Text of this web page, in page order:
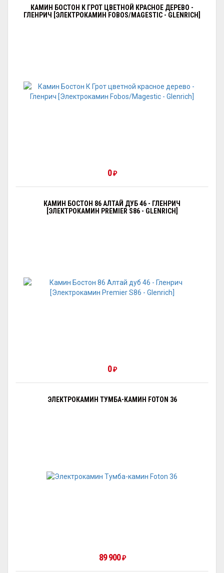
КАМИН БОСТОН К ГРОТ ЦВЕТНОЙ КРАСНОЕ ДЕРЕВО -
ГЛЕНРИЧ [ЭЛЕКТРОКАМИН FOBOS/MAGESTIC - GLENRICH]
0₽
КАМИН БОСТОН 86 АЛТАЙ ДУБ 46 - ГЛЕНРИЧ
[ЭЛЕКТРОКАМИН PREMIER S86 - GLENRICH]
0₽
ЭЛЕКТРОКАМИН ТУМБА-КАМИН FOTON 36
89 900₽